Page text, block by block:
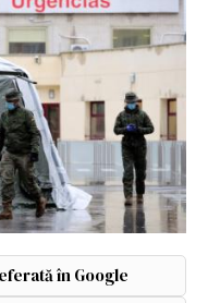
în Google